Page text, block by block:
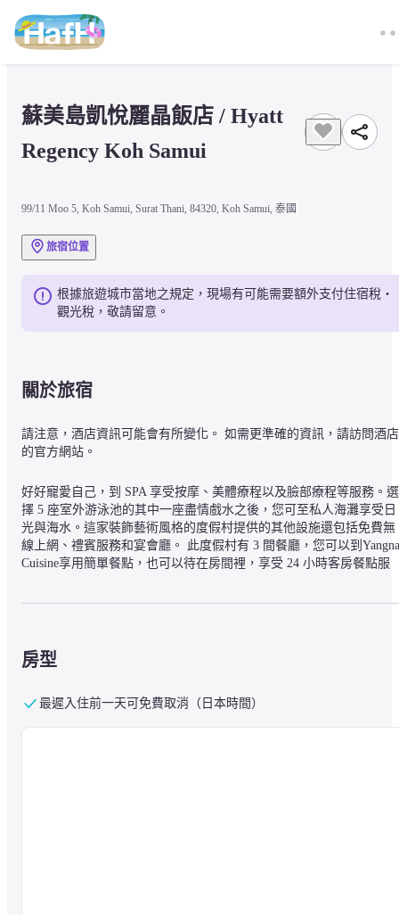
蘇美島凱悅麗晶飯店 / Hyatt
Regency Koh Samui
99/11 Moo 5, Koh Samui, Surat Thani, 84320, Koh Samui, 泰國
旅宿位置
根據旅遊城市當地之規定，現場有可能需要額外支付住宿稅・
觀光稅，敬請留意。
關於旅宿
請注意，酒店資訊可能會有所變化。 如需更準確的資訊，請訪問酒店
的官方網站。
好好寵愛自己，到 SPA 享受按摩、美體療程以及臉部療程等服務。選
擇 5 座室外游泳池的其中一座盡情戲水之後，您可至私人海灘享受日
光與海水。這家裝飾藝術風格的度假村提供的其他設施還包括免費無
線上網、禮賓服務和宴會廳。 此度假村有 3 間餐廳，您可以到Yangna
Cuisine享用簡單餐點，也可以待在房間裡，享受 24 小時客房餐點服
享受家一般的溫馨與舒適。房內提供免費無線上網讓您隨時保持連
線，並且提供數位電視節目等娛樂。客房專用浴室設有獨立浴缸和淋
設有保險箱以及免費瓶裝水。
房型
最遲入住前一天可免費取消（日本時間）